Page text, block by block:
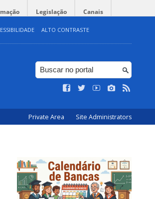
Legislação Canais
ALTO CONTRASTE
Private Area Site Administrators